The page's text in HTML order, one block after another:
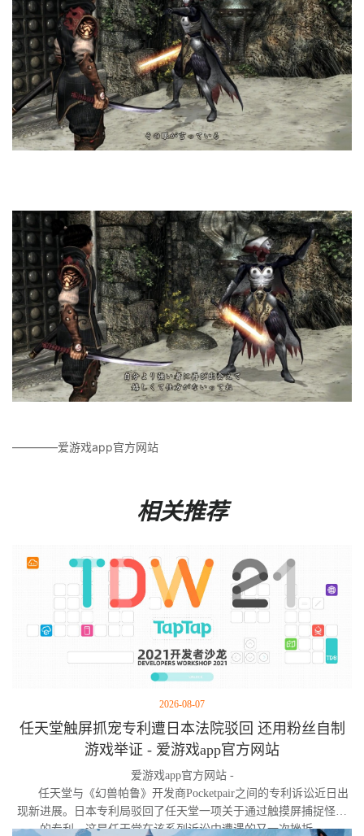
————爱游戏app官方网站
相关推荐
2026-08-07
任天堂触屏抓宠专利遭日本法院驳回 还用粉丝自制
游戏举证 - 爱游戏app官方网站
爱游戏app官方网站 -
任天堂与《幻兽帕鲁》开发商Pocketpair之间的专利诉讼近日出
现新进展。日本专利局驳回了任天堂一项关于通过触摸屏捕捉怪物
的专利，这是任天堂在该系列诉讼中遭遇的又一次挫折。